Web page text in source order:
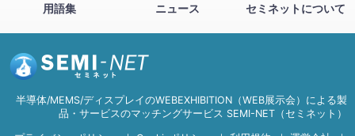
用語集
ニュース セミネットについて
半導体/MEMS/ディスプレイのWEBEXHIBITION（WEB展示会）による製
品・サービスのマッチングサービス SEMI-NET（セミネット）